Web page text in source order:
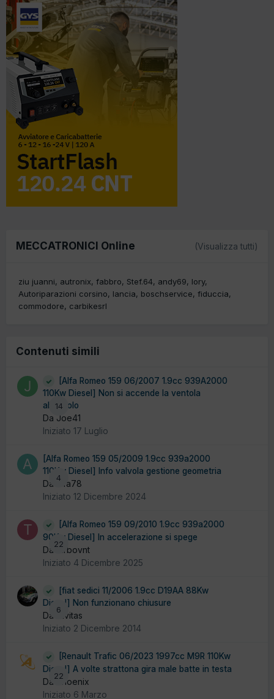
MECCATRONICI Online (Visualizza tutti)
ziu juanni autronix fabbro Stef.64 andy69
lory
Autoriparazioni corsino
lancia boschservice fiduccia
commodore
carbikesrl
Contenuti simili
14
[Alfa Romeo 159 06/2007 1.9cc 939A2000
110Kw Diesel] Non si accende la ventola
abitacolo
Da Joe41
Iniziato 17 Luglio
4
[Alfa Romeo 159 05/2009 1.9cc 939a2000
110Kw Diesel] Info valvola gestione geometria
Da alfa78
Iniziato 12 Dicembre 2024
22
[Alfa Romeo 159 09/2010 1.9cc 939a2000
90Kw Diesel] In accelerazione si spege
Da turbovnt
Iniziato 4 Dicembre 2025
6
[fiat sedici 11/2006 1.9cc D19AA 88Kw
Diesel] Non funzionano chiusure
Da Civitas
Iniziato 2 Dicembre 2014
22
[Renault Trafic 06/2023 1997cc M9R 110Kw
Diesel] A volte strattona gira male batte in testa
Da Phoenix
Iniziato 6 Marzo